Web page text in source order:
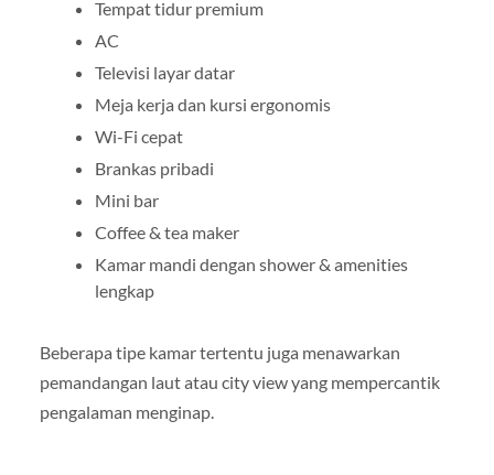
Tempat tidur premium
AC
Televisi layar datar
Meja kerja dan kursi ergonomis
Wi-Fi cepat
Brankas pribadi
Mini bar
Coffee & tea maker
Kamar mandi dengan shower & amenities
lengkap
Beberapa tipe kamar tertentu juga menawarkan
pemandangan laut atau city view yang mempercantik
pengalaman menginap.